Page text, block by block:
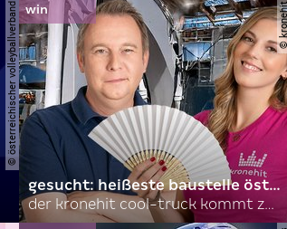
© österreichischer volleyballverband ©
gesucht: heißeste baustelle österreichs
der kronehit cool-truck kommt zu euch!